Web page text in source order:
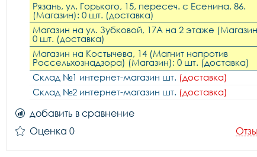
Рязань, ул. Горького, 15, пересеч. с Есенина, 86.
(Магазин): 0 шт. (доставка)
Магазин на ул. Зубковой, 17А на 2 этаже
0 шт. (доставка)
Магазин на Костычева, 14 (Магнит напротив
Россельхознадзора) (Магазин): 0 шт. (доставка)
Склад №1 интернет-магазин шт. (доставка)
Склад №2 интернет-магазин шт. (доставка)
добавить в сравнение
Оценка 0